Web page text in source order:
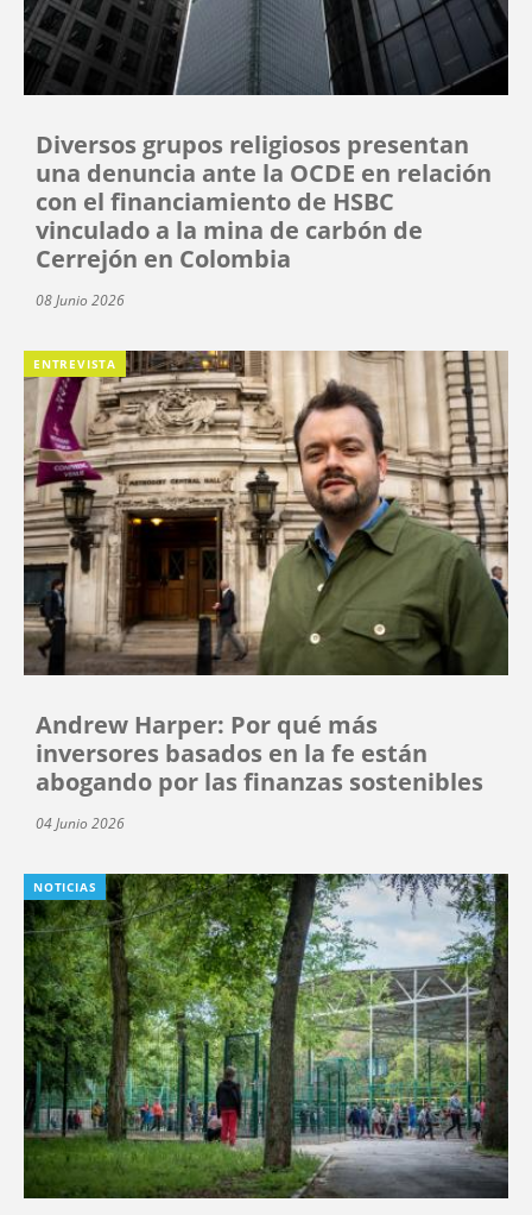
Diversos grupos religiosos presentan
una denuncia ante la OCDE en relación
con el financiamiento de HSBC
vinculado a la mina de carbón de
Cerrejón en Colombia
08 Junio 2026
ENTREVISTA
Andrew Harper: Por qué más
inversores basados en la fe están
abogando por las finanzas sostenibles
04 Junio 2026
NOTICIAS